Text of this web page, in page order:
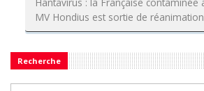
MV Hondius est sortie de
Recherche